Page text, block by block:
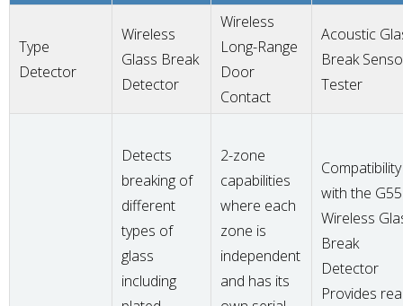
Type
Detector
Wireless
Glass Break
Detector
Wireless
Long-Range
Door
Contact
Acoustic
Break
Tester
Detects
breaking of
different
types of
glass
including
2-zone
capabilities
where each
zone is
independent
and has its
Compatibility
with the
Wireless
Break
Detector
Provides